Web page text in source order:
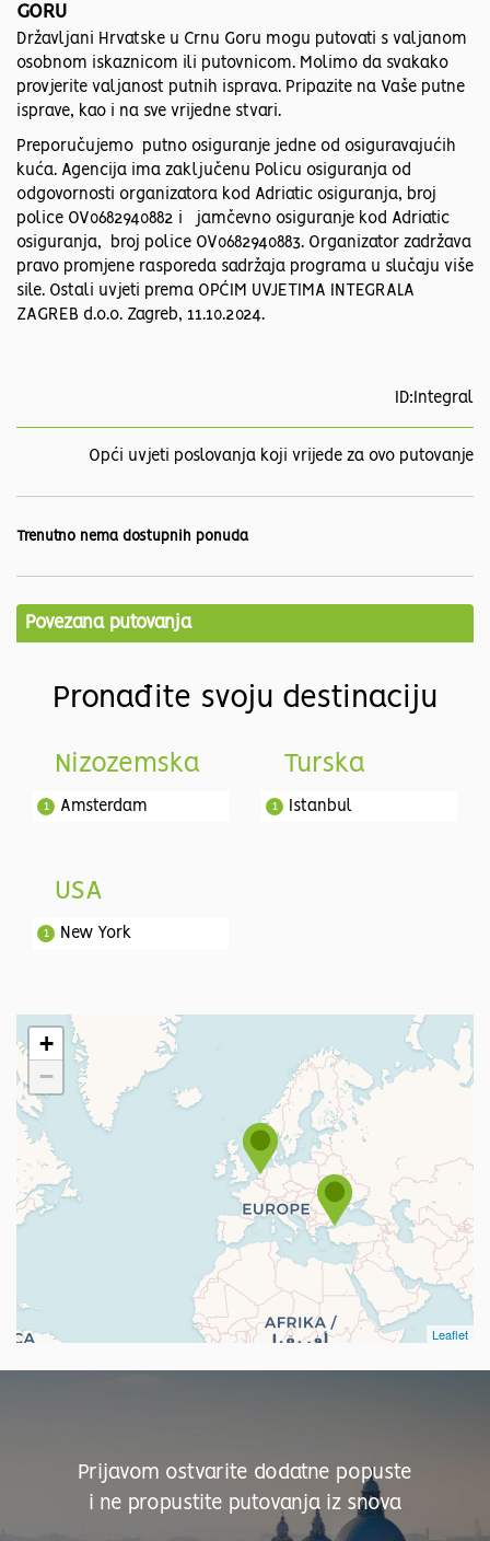
GORU
Državljani Hrvatske u Crnu Goru mogu putovati s valjanom
osobnom iskaznicom ili putovnicom. Molimo da svakako
provjerite valjanost putnih isprava. Pripazite na Vaše putne
isprave, kao i na sve vrijedne stvari.
Preporučujemo putno osiguranje jedne od osiguravajućih
kuća. Agencija ima zaključenu Policu osiguranja od
odgovornosti organizatora kod Adriatic osiguranja, broj
police OV0682940882 i jamčevno osiguranje kod Adriatic
osiguranja, broj police OV0682940883. Organizator zadržava
pravo promjene rasporeda sadržaja programa u slučaju više
sile. Ostali uvjeti prema OPĆIM UVJETIMA INTEGRALA
ZAGREB d.o.o. Zagreb, 11.10.2024.
ID:Integral
Opći uvjeti poslovanja koji vrijede za ovo putovanje
Trenutno nema dostupnih ponuda
Povezana putovanja
Pronađite svoju destinaciju
Nizozemska
Amsterdam
1
Turska
Istanbul
1
USA
New York
1
+
−
Leaflet
Prijavom ostvarite dodatne popuste
i ne propustite putovanja iz snova